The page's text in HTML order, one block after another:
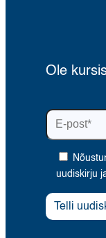
Ole
uudiskirju